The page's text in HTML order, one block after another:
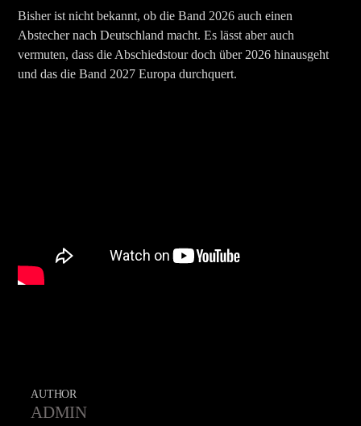
Bisher ist nicht bekannt, ob die Band 2026 auch einen
Abstecher nach Deutschland macht. Es lässt aber auch
vermuten, dass die Abschiedstour doch über 2026 hinausgeht
und das die Band 2027 Europa durchquert.
AUTHOR
ADMIN